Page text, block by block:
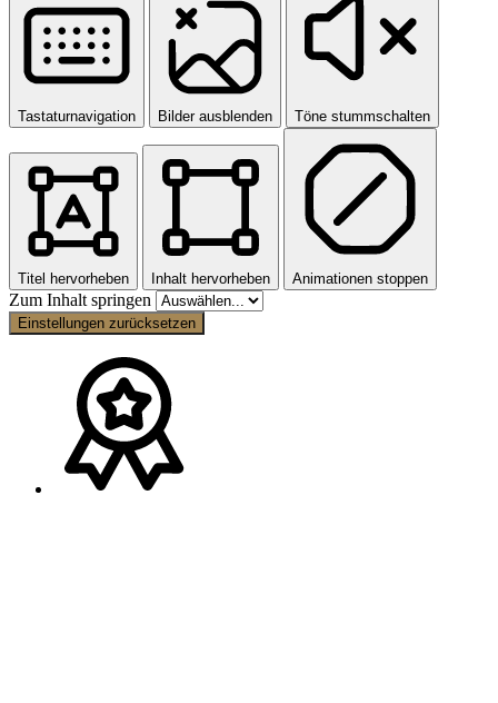
Tastaturnavigation Bilder ausblenden Töne stummschalten
Titel hervorheben Inhalt hervorheben Animationen stoppen
Zum Inhalt springen
Einstellungen zurücksetzen